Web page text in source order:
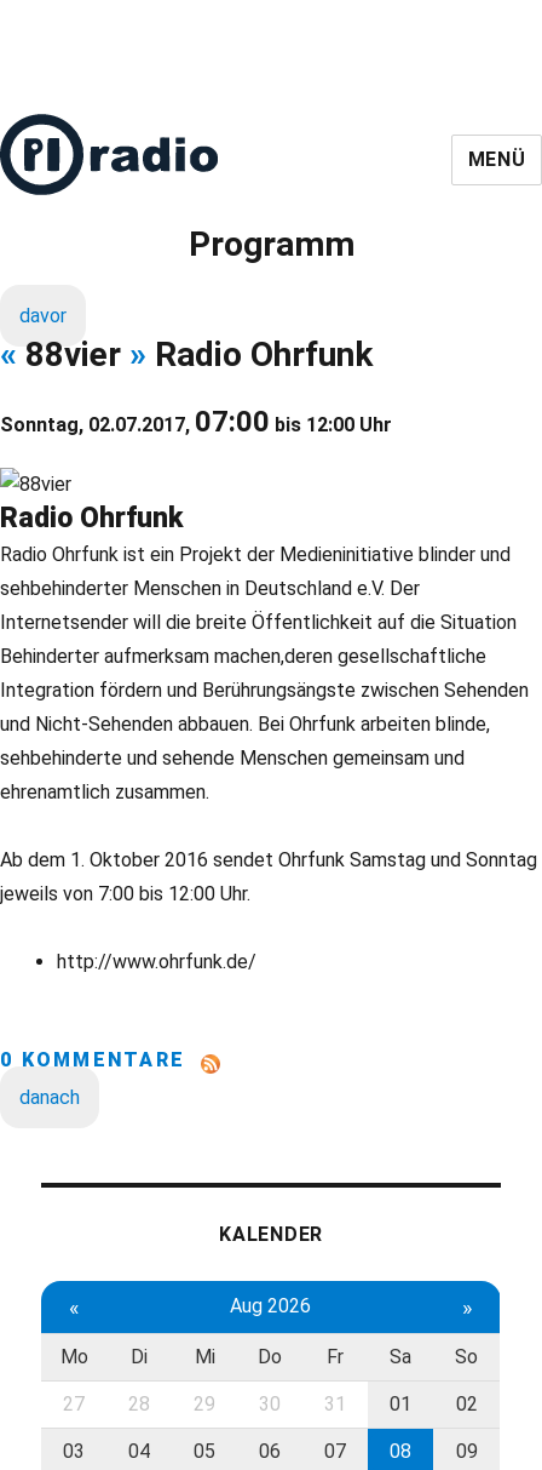
MENÜ
Programm
davor
« 88vier » Radio Ohrfunk
Sonntag, 02.07.2017, 07:00 bis 12:00 Uhr
Radio Ohrfunk
Radio Ohrfunk ist ein Projekt der Medieninitiative blinder und
sehbehinderter Menschen in Deutschland e.V. Der
Internetsender will die breite Öffentlichkeit auf die Situation
Behinderter aufmerksam machen,deren gesellschaftliche
Integration fördern und Berührungsängste zwischen Sehenden
und Nicht-Sehenden abbauen. Bei Ohrfunk arbeiten blinde,
sehbehinderte und sehende Menschen gemeinsam und
ehrenamtlich zusammen.
Ab dem 1. Oktober 2016 sendet Ohrfunk Samstag und Sonntag
jeweils von 7:00 bis 12:00 Uhr.
http://www.ohrfunk.de/
0 KOMMENTARE
danach
KALENDER
« Aug 2026 »
Mo Di Mi Do Fr Sa So
27 28 29 30 31 01 02
03 04 05 06 07 08 09